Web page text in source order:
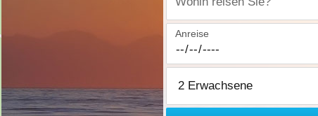
Wohin reisen Sie?
Anreise